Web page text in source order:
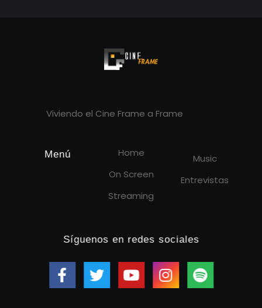
Viviendo el Cine Frame a Frame
Menú
Home
On Screen
Streaming
Music
Entrevistas
Síguenos en redes sociales